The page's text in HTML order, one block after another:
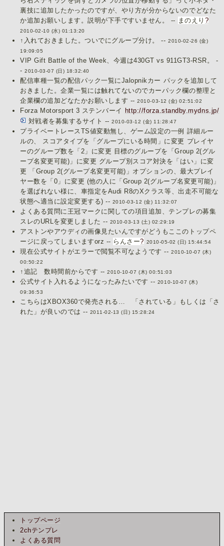
裏技に追加したかったのですが、やり方が分からないのでどなた
か追加お願いします。説明が下手ですいません。 -- まのえり ?
2010-02-10 (水) 01:13:20
↑入れておきました。ついでにグループ分け。 -- 2010-02-26 (金)
19:09:05
VIP Gift Battle of the Week、今週は430GT vs 911GT3-RSR。 -
-2010-03-07 (日) 18:32:40
配信車種一覧の配信パック一覧にJalopnikカー パックを追加して
おきました。企業一覧には触れてないのでカーパック欄の整理と
企業欄の追加どなたかお願いします --2010-03-12 (金) 02:51:02
Forza Motorsport 3 ステンバーイ
http://forza.standby.mydns.jp/
対戦者を募集するサイト --2010-03-12 (金) 11:28:47
プライベートレースTS値変動無し、ゲーム設定の一例 詳細ルー
ルの、 スコアタイプを「グループにいる時間」に変更 プレイヤ
ーのグループ数を「2」に変更 目標のグループを「Group 2(グル
ープ名変更可能)」に変更 グループ別スコア対決を「はい」に変
更 「Group 2(グループ名変更可能)」オプションの、最大プレイ
ヤー数を「0」に変更 (他の人に「Group 2(グループ名変更可能)」
を選ばれない様に、車指定をAudi R8のXクラス等、出走不可能な
状態へ適当に設定変更する) -- 2010-03-12 (金) 11:32:07
よくある質問に王冠マークに関しての項目追加、テンプレの募集
スレのURLを変更しました -- 2010-03-13 (土) 02:29:19
アストンやアウディの画像見たいんですがどうもここのトップペ
ージに戻ってしまいますorz -- らんさー? 2010-05-02 (日) 15:44:54
現在公式サイトがエラーで閲覧不可なようです -- 2010-10-07 (木)
00:50:22
↑追記 数時間前からです --2010-10-07 (木) 00:51:03
公式サイト入れるようになったみたいです -- 2010-10-07 (木)
09:36:53
こちらはXBOX360で発売される… 「されている」もしくは「さ
れた」が良いのでは -- 2011-02-13 (日) 15:28:24
トップページ
2chテンプレ
よくある質問